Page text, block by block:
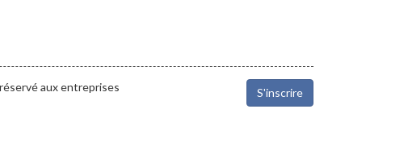
aux entreprises
S'inscrire